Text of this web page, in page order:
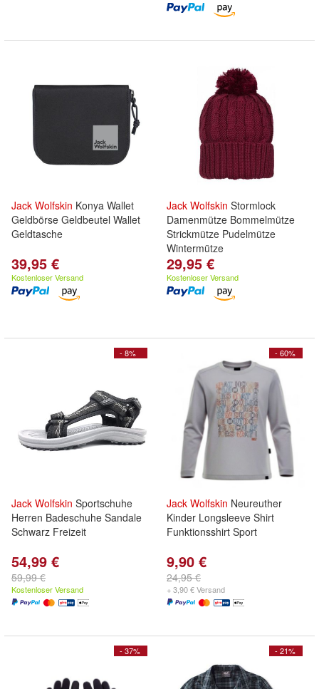
Jack Wolfskin Konya Wallet
Geldbörse Geldbeutel Wallet
Geldtasche
39,95 €
Kostenloser Versand
Jack Wolfskin Stormlock
Damenmütze Bommelmütze
Strickmütze Pudelmütze
Wintermütze
29,95 €
Kostenloser Versand
- 8%
Jack Wolfskin Sportschuhe
Herren Badeschuhe Sandale
Schwarz Freizeit
54,99 €
59,99 €
Kostenloser Versand
- 60%
Jack Wolfskin Neureuther
Kinder Longsleeve Shirt
Funktionsshirt Sport
9,90 €
24,95 €
+ 3,90 € Versand
- 37% - 21%